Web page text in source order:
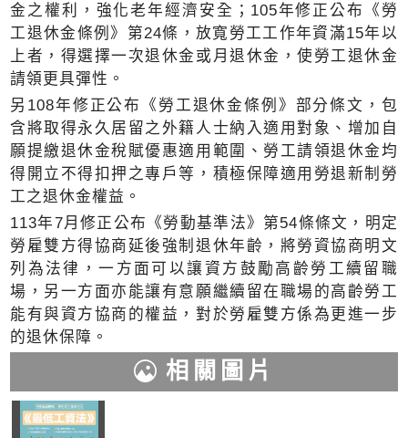
金之權利，強化老年經濟安全；105年修正公布《勞
工退休金條例》第24條，放寬勞工工作年資滿15年以
上者，得選擇一次退休金或月退休金，使勞工退休金
請領更具彈性。
另108年修正公布《勞工退休金條例》部分條文，包
含將取得永久居留之外籍人士納入適用對象、增加自
願提繳退休金稅賦優惠適用範圍、勞工請領退休金均
得開立不得扣押之專戶等，積極保障適用勞退新制勞
工之退休金權益。
113年7月修正公布《勞動基準法》第54條條文，明定
勞雇雙方得協商延後強制退休年齡，將勞資協商明文
列為法律，一方面可以讓資方鼓勵高齡勞工續留職
場，另一方面亦能讓有意願繼續留在職場的高齡勞工
能有與資方協商的權益，對於勞雇雙方係為更進一步
的退休保障。
相關圖片